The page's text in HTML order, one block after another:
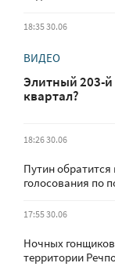
18:35 30.06
ВИДЕО
Элитный 203-
квартал?
18:26 30.06
Путин
голосования по
17:55 30.06
Ночных
территории